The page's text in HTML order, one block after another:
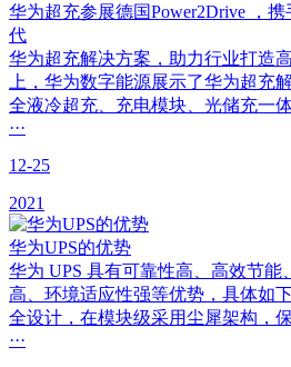
华为超充参展德国Power2Drive ，
代
华为超充解决方案，助力行业打造
上，华为数字能源展示了华为超充
全液冷超充、充电模块、光储充一
···
12-25
2021
华为UPS的优势
华为 UPS 具有可靠性高、高效节
高、环境适应性强等优势，具体如
全设计，在模块级采用尘犀架构，
···